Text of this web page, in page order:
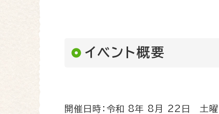
イベント概要
開催日時：令和 8年 8月 22日 土曜